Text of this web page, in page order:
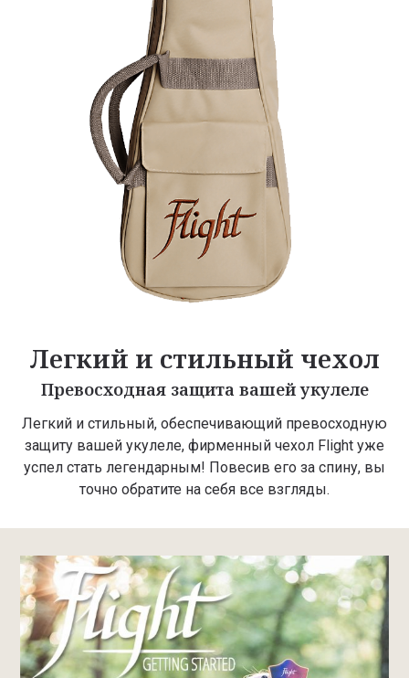
Легкий и стильный чехол
Превосходная защита вашей укулеле
Легкий и стильный, обеспечивающий превосходную
защиту вашей укулеле, фирменный чехол Flight уже
успел стать легендарным! Повесив его за спину, вы
точно обратите на себя все взгляды.